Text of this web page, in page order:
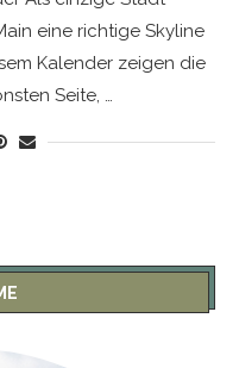
eine richtige Skyline
Kalender zeigen die
Seite, …